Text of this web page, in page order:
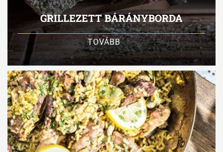
GRILLEZETT BÁRÁNYBORDA
TOVÁBB